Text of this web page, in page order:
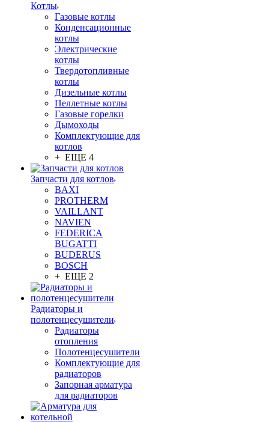
Котлы
Газовые котлы
Конденсационные
котлы
Электрические
котлы
Твердотопливные
котлы
Дизельные котлы
Пеллетные котлы
Газовые горелки
Дымоходы
Комплектующие для
котлов
+ ЕЩЕ 4
Запчасти для котлов
BAXI
PROTHERM
VAILLANT
NAVIEN
FEDERICA
BUGATTI
BUDERUS
BOSCH
+ ЕЩЕ 2
Радиаторы и
полотенцесушители
Радиаторы
отопления
Полотенцесушители
Комплектующие для
радиаторов
Запорная арматура
для радиаторов